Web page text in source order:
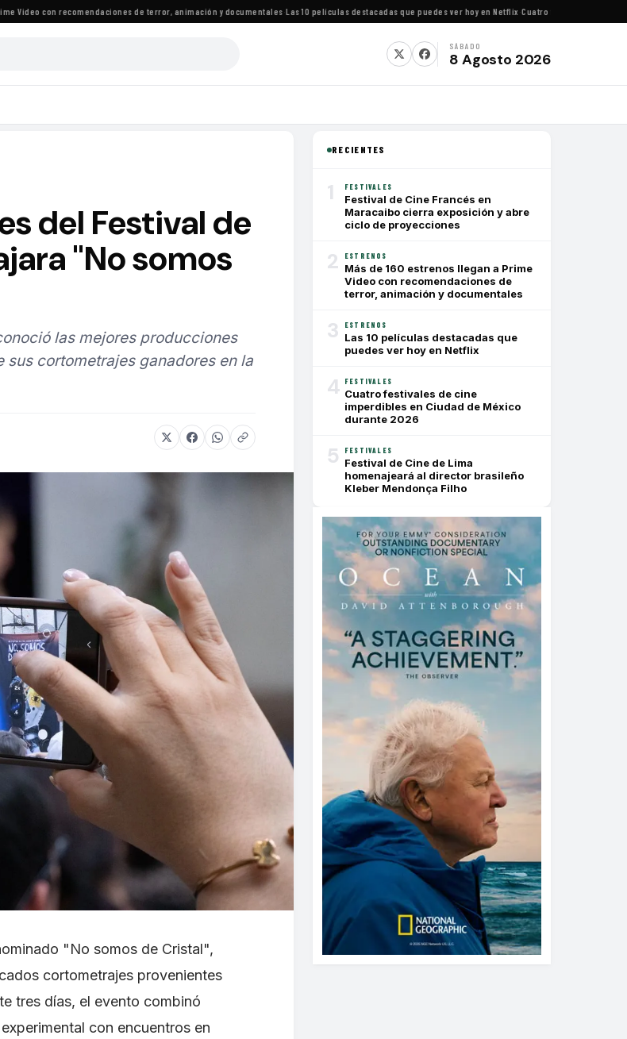
con recomendaciones de terror, animación y documentales·Las 10 películas destacadas que puedes ver hoy en Netflix·Cuatro festivales de cine
SÁBADO
8 Agosto 2026
del Festival de
"No somos
las mejores producciones
cortometrajes ganadores en la
"No somos de Cristal",
cortometrajes provenientes
tres días, el evento combinó
con encuentros en
RECIENTES
1 FESTIVALES
Festival de Cine Francés en
Maracaibo cierra exposición y abre
ciclo de proyecciones
2 ESTRENOS
Más de 160 estrenos llegan a Prime
Video con recomendaciones de
terror, animación y documentales
3 ESTRENOS
Las 10 películas destacadas que
puedes ver hoy en Netflix
4 FESTIVALES
Cuatro festivales de cine
imperdibles en Ciudad de México
durante 2026
5 FESTIVALES
Festival de Cine de Lima
homenajeará al director brasileño
Kleber Mendonça Filho